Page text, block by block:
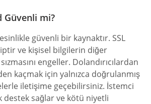
Güvenli mi?
güvenli bir kaynaktır. SSL
ve kişisel bilgilerin diğer
engeller. Dolandırıcılardan
kaçmak için yalnızca doğrulanmış
iletişime geçebilirsiniz. İstemci
destek sağlar ve kötü niyetli